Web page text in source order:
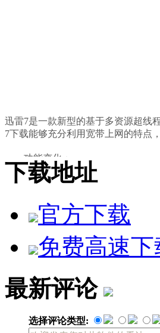
迅雷7是一款新型的基于多资源超线
7下载能够充分利用宽带上网的特点
功能变化：
1、新增“二维码下载”功能，方便
细节改进：
问题解决：
1、修正Vista系统下断网时迅雷下
下载地址
官方下载
免费高速下
最新评论
选择评论类型: